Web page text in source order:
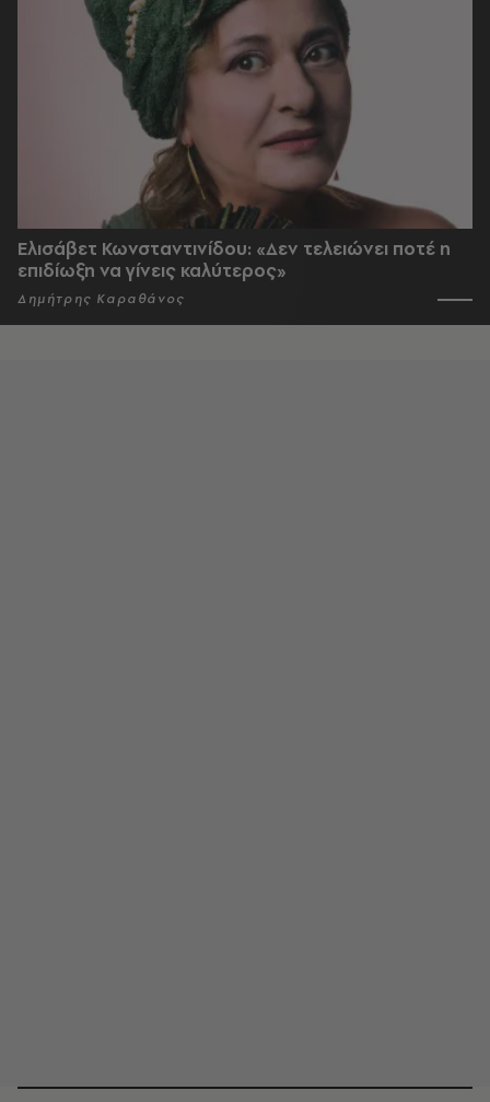
Ελισάβετ Κωνσταντινίδου: «Δεν τελειώνει ποτέ η
επιδίωξη να γίνεις καλύτερος»
Δημήτρης Καραθάνος